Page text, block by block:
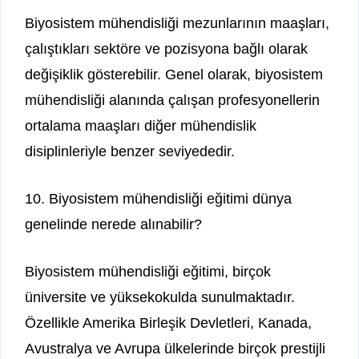
Biyosistem mühendisliği mezunlarının maaşları,
çalıştıkları sektöre ve pozisyona bağlı olarak
değişiklik gösterebilir. Genel olarak, biyosistem
mühendisliği alanında çalışan profesyonellerin
ortalama maaşları diğer mühendislik
disiplinleriyle benzer seviyededir.
10. Biyosistem mühendisliği eğitimi dünya
genelinde nerede alınabilir?
Biyosistem mühendisliği eğitimi, birçok
üniversite ve yüksekokulda sunulmaktadır.
Özellikle Amerika Birleşik Devletleri, Kanada,
Avustralya ve Avrupa ülkelerinde birçok prestijli